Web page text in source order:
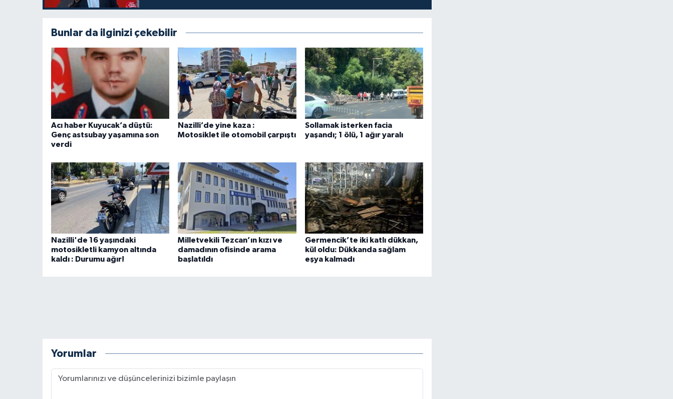
Bunlar da ilginizi çekebilir
Acı haber Kuyucak’a düştü:
Genç astsubay yaşamına son
verdi
Nazilli’de yine kaza :
Motosiklet ile otomobil çarpıştı
Sollamak isterken facia
yaşandı; 1 ölü, 1 ağır yaralı
Nazilli'de 16 yaşındaki
motosikletli kamyon altında
kaldı : Durumu ağır!
Milletvekili Tezcan’ın kızı ve
damadının ofisinde arama
başlatıldı
Germencik’te iki katlı dükkan,
kül oldu: Dükkanda sağlam
eşya kalmadı
Yorumlar